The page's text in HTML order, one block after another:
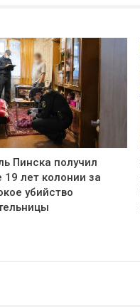
Пинска получил
19 лет колонии за
убийство